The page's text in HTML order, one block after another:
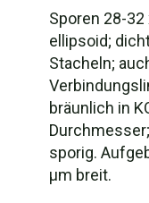
Sporen 28-
ellipsoid;
Stacheln;
bräunlich in
sporig.
µm breit.